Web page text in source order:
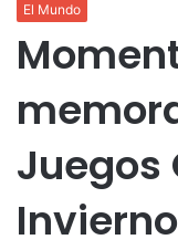
El Mundo
Juegos